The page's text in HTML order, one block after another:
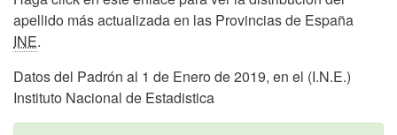
apellido más actualizada en las Provincias de España
INE.
Datos del Padrón al 1 de Enero de 2019, en el (I.N.E.)
Instituto Nacional de Estadistica